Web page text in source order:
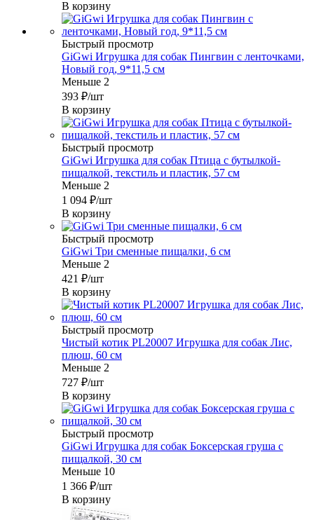
В корзину
Быстрый просмотр
GiGwi Игрушка для собак Пингвин с ленточками,
Новый год, 9*11,5 см
Меньше 2
393 ₽/шт
В корзину
Быстрый просмотр
GiGwi Игрушка для собак Птица с бутылкой-
пищалкой, текстиль и пластик, 57 см
Меньше 2
1 094 ₽/шт
В корзину
Быстрый просмотр
GiGwi Три сменные пищалки, 6 см
Меньше 2
421 ₽/шт
В корзину
Быстрый просмотр
Чистый котик PL20007 Игрушка для собак Лис,
плюш, 60 см
Меньше 2
727 ₽/шт
В корзину
Быстрый просмотр
GiGwi Игрушка для собак Боксерская груша с
пищалкой, 30 см
Меньше 10
1 366 ₽/шт
В корзину